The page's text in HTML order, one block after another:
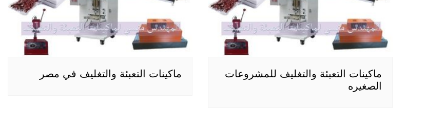
ماكينات التعبئة والتغليف للمشروعات
الصغيره
ماكينات التعبئة والتغليف في مصر